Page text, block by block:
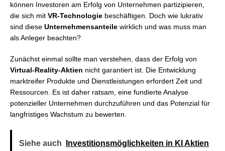
können Investoren am Erfolg von Unternehmen partizipieren,
die sich mit VR-Technologie beschäftigen. Doch wie lukrativ
sind diese Unternehmensanteile wirklich und was muss man
als Anleger beachten?
Zunächst einmal sollte man verstehen, dass der Erfolg von
Virtual-Reality-Aktien nicht garantiert ist. Die Entwicklung
marktreifer Produkte und Dienstleistungen erfordert Zeit und
Ressourcen. Es ist daher ratsam, eine fundierte Analyse
potenzieller Unternehmen durchzuführen und das Potenzial für
langfristiges Wachstum zu bewerten.
Siehe auch
Investitionsmöglichkeiten in KI Aktien